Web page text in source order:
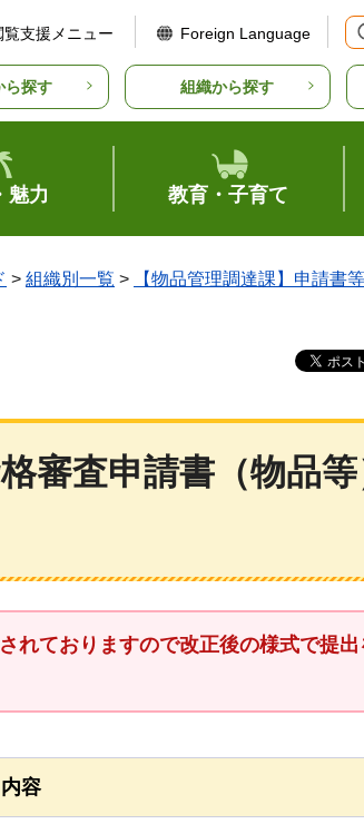
覧支援メニュー Foreign Language
ら探す 組織から探す
魅力 教育・子育て
> 組織別一覧 >
【物品管理調達課】申請書
審査申請書（物品
れておりますので改正後の様式で提
内容